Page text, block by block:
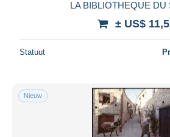
Woonplaats van de verkoper
LA BIBLIOTHEQUE DU
± US$
Statuut
Nieuw